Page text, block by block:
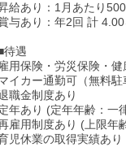
給あり：1月あたり
与あり：年2回 計 4.00
待遇
雇用保険・労災保険・
イカー通勤可（無料駐
職金制度あり
年あり (定年年齢：一
雇用制度あり (上限年
児休業の取得実績あり